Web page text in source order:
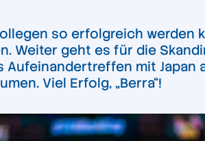
so erfolgreich
geht es für die
Aufeinandertreffen mit
Viel Erfolg, „Berra“!